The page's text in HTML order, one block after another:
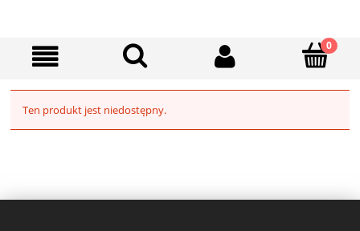
Ten produkt jest niedostępny.